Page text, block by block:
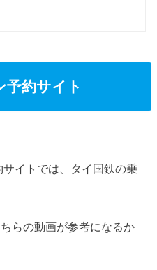
予約サイト
イトでは、タイ国鉄の乗
らの動画が参考になるか